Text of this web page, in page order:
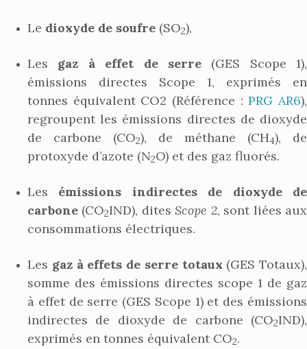
Le dioxyde de soufre (SO2),
Les gaz à effet de serre(GES Scope 1),
émissions directes Scope 1, exprimés en
tonnes équivalent CO2 (Référence :PRG AR6),
regroupent les émissions directes de dioxyde
de carbone (CO2), de méthane (CH4), de
protoxyde d’azote (N2O) et des gaz fluorés.
Les émissions indirectes de dioxyde de
carbone (CO2IND), ditesScope 2, sont liées aux
consommations électriques.
Les gaz à effets de serre totaux (GES Totaux),
somme des émissions directes scope 1 de gaz
à effet de serre (GES Scope 1) et des émissions
indirectes de dioxyde de carbone (CO2IND),
exprimés en tonnes équivalent CO2.